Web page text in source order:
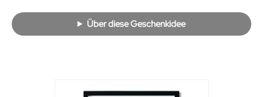
Über diese Geschenkidee